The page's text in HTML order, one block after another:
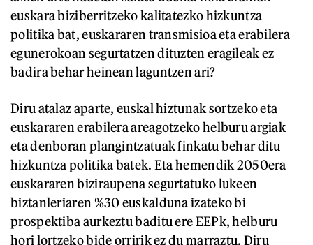
euskara biziberritzeko kalitatezko hizkuntza
politika bat, euskararen transmisioa eta erabilera
egunerokoan segurtatzen dituzten eragileak ez
badira behar heinean laguntzen ari?
Diru atalaz aparte, euskal hiztunak sortzeko eta
euskararen erabilera areagotzeko helburu argiak
eta denboran plangintzatuak finkatu behar ditu
hizkuntza politika batek. Eta hemendik 2050era
euskararen biziraupena segurtatuko lukeen
biztanleriaren %30 euskalduna izateko bi
prospektiba aurkeztu baditu ere EEPk, helburu
hori lortzeko bide orririk ez du marraztu. Diru